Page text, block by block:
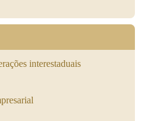
interestaduais